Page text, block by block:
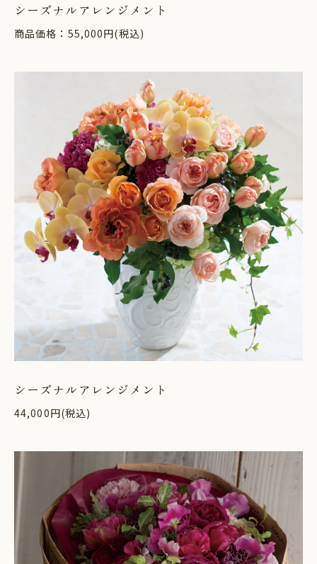
シーズナルアレンジメント
商品価格：55,000円(税込)
シーズナルアレンジメント
44,000円(税込)